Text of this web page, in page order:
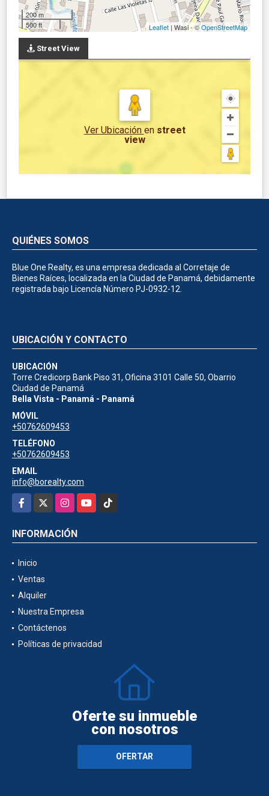
200 m
500 ft
Leaflet | Wasi - ©OpenStreetMap
Street View
Ver Ubicación en street
view
QUIÉNES SOMOS
Blue One Realty, es una empresa dedicada al Corretaje de
Bienes Raíces, localizada en la Ciudad de Panamá, debidamente
registrada bajo Licencía Número PJ-0932-12.
UBICACIÓN Y CONTACTO
UBICACIÓN
Torre Credicorp Bank Piso 31, Oficina 3101 Calle 50, Obarrio
Ciudad de Panamá
Bella Vista - Panamá - Panamá
MÓVIL
+50762609453
TELÉFONO
+50762609453
EMAIL
info@borealty.com
Facebook
InstagramYouTubeTikTok
INFORMACIÓN
Inicio
Ventas
Alquiler
Nuestra Empresa
Contáctenos
Políticas de privacidad
Oferte su inmueble
con nosotros
OFERTAR